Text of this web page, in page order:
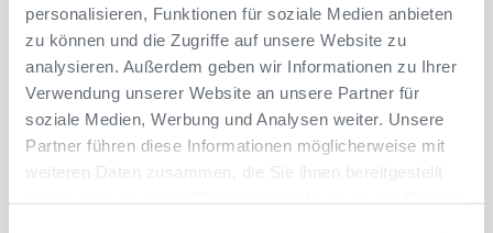
personalisieren, Funktionen für soziale Medien anbieten
zu können und die Zugriffe auf unsere Website zu
analysieren. Außerdem geben wir Informationen zu Ihrer
Verwendung unserer Website an unsere Partner für
soziale Medien, Werbung und Analysen weiter. Unsere
Partner führen diese Informationen möglicherweise mit
weiteren Daten zusammen, die Sie ihnen bereitgestellt
Schulverwaltung
Seit über 45 Jahren gestalten wir die digitale
Transformation im Bildungssektor. Als dynamisches
Team entwickeln wir ATLANTIS kontinuierlich weiter
und suchen Menschen, die mit uns die Zukunft der